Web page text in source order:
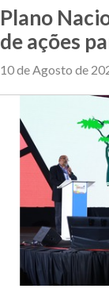
Plano
de ações
10 de Agosto de